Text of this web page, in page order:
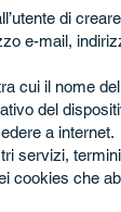
di
e-mail,
cui il nome
del
a internet.
servizi,
cookies che